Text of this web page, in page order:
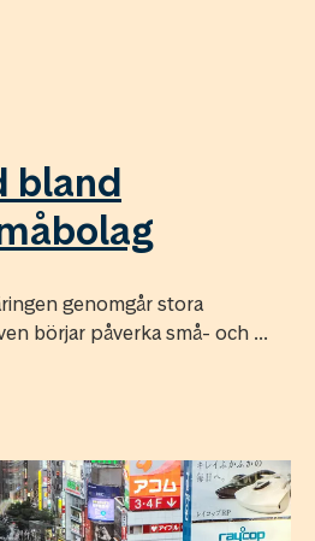
bland
genomgår stora
börjar påverka små- och ...